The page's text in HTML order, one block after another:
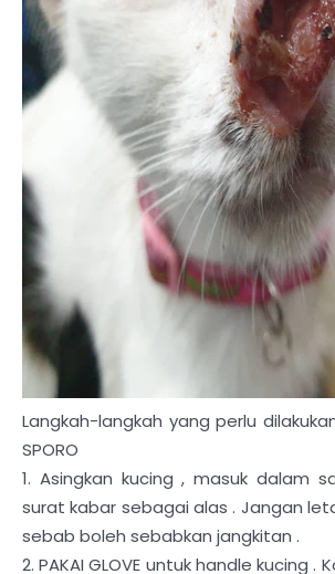
Langkah-langkah yang perlu
SPORO
1. Asingkan kucing , masuk dalam
surat kabar sebagai alas . Jangan
sebab boleh sebabkan jangkitan .
2. PAKAI GLOVE untuk handle kucing .